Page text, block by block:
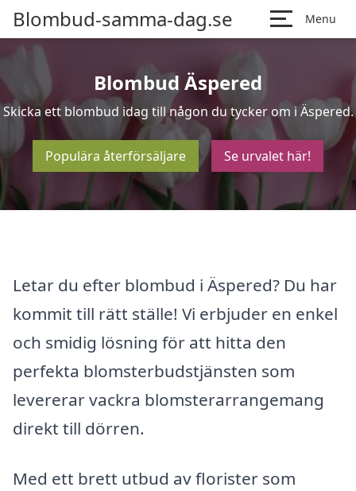
Blombud-samma-dag.se Menu
Blombud Äspered
Skicka ett blombud idag till någon du tycker om i Äspered.
Populära återförsäljare Se urvalet här!
Letar du efter blombud i Äspered? Du har
kommit till rätt ställe! Vi erbjuder en enkel
och smidig lösning för att hitta den
perfekta blomsterbudstjänsten som
levererar vackra blomsterarrangemang
direkt till dörren.
Med ett brett utbud av florister som